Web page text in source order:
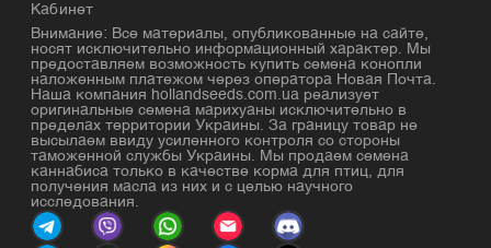
Кабинет
Внимание: Все материалы, опубликованные на сайте,
носят исключительно информационный характер. Мы
предоставляем возможность купить семена конопли
наложенным платежом через оператора Новая Почта.
Наша компания hollandseeds.com.ua реализует
оригинальные семена марихуаны исключительно в
пределах территории Украины. За границу товар не
высылаем ввиду усиленного контроля со стороны
таможенной службы Украины. Мы продаем семена
каннабиса только в качестве корма для птиц, для
получения масла из них и с целью научного
исследования.